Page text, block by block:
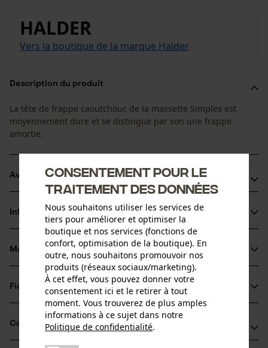
HALDER
Vers la boutique de la marque Halder
Description du produit
La tête de frappe caoutchouc de la massette Simplex est
moyennement dure et se distingue par son une frappe
amortie.
Avantages du produit
Amortissant
Faible taux d'usure
Informations sur le produit
Détails du produit
Type dactivité
Entretien
Groupe dâge
Matériau & entretien
Matériau
Matériau principal
Caoutchouc
Fiches techniques
Fiche de données de sécurité du produit (PDF)
Compatibilité
Consentement pour le
traitement des données
Nous souhaitons utiliser les services de
tiers pour améliorer et optimiser la
boutique et nos services (fonctions de
confort, optimisation de la boutique). En
outre, nous souhaitons promouvoir nos
produits (réseaux sociaux/marketing).
À cet effet, vous pouvez donner votre
consentement ici et le retirer à tout
moment. Vous trouverez de plus amples
informations à ce sujet dans notre
Politique de confidentialité.
partager